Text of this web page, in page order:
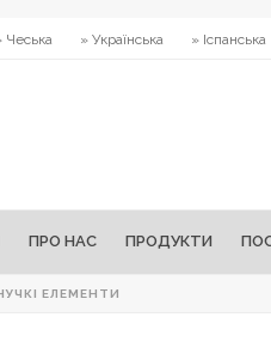
Чеська » Українська » Іспанська
ПРО НАС ПРОДУКТИ
ЕЛЕМЕНТИ